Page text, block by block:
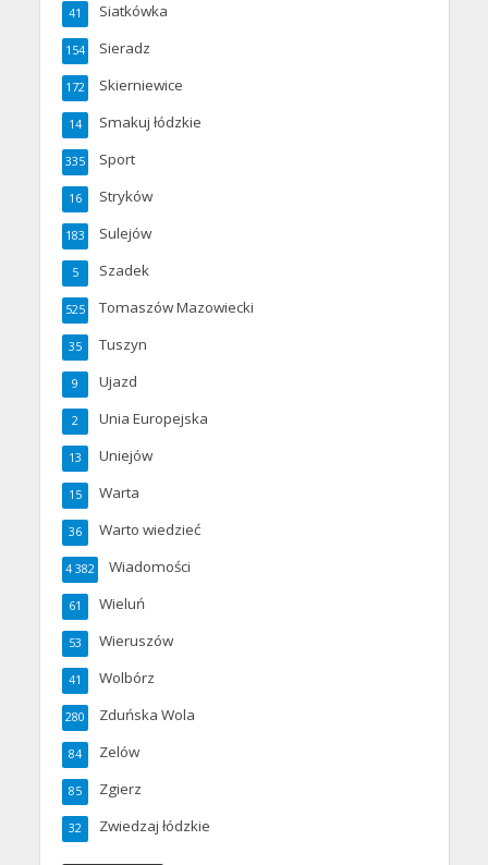
Siatkówka
41
Sieradz
154
Skierniewice
172
Smakuj łódzkie
14
Sport
335
Stryków
16
Sulejów
183
Szadek
5
Tomaszów Mazowiecki
525
Tuszyn
35
Ujazd
9
Unia Europejska
2
Uniejów
13
Warta
15
Warto wiedzieć
36
Wiadomości
4 382
Wieluń
61
Wieruszów
53
Wolbórz
41
Zduńska Wola
280
Zelów
84
Zgierz
85
Zwiedzaj łódzkie
32